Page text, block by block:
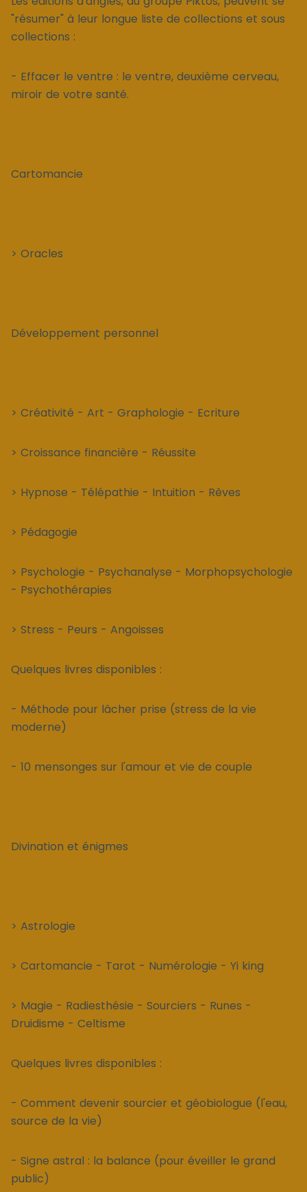
"résumer" à leur longue liste de collections et sous
collections :
- Effacer le ventre : le ventre, deuxième cerveau,
miroir de votre santé.
Cartomancie
> Oracles
Développement personnel
> Créativité - Art - Graphologie - Ecriture
> Croissance financière - Réussite
> Hypnose - Télépathie - Intuition - Rêves
> Pédagogie
> Psychologie - Psychanalyse - Morphopsychologie
- Psychothérapies
> Stress - Peurs - Angoisses
Quelques livres disponibles :
- Méthode pour lâcher prise (stress de la vie
moderne)
- 10 mensonges sur l'amour et vie de couple
Divination et énigmes
> Astrologie
> Cartomancie - Tarot - Numérologie - Yi king
> Magie - Radiesthésie - Sourciers - Runes -
Druidisme - Celtisme
Quelques livres disponibles :
- Comment devenir sourcier et géobiologue (l'eau,
source de la vie)
- Signe astral : la balance (pour éveiller le grand
public)